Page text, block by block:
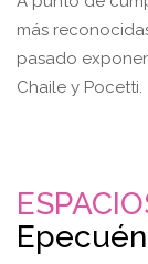
más
pasado
Chaile y Pocetti.
Epecuén